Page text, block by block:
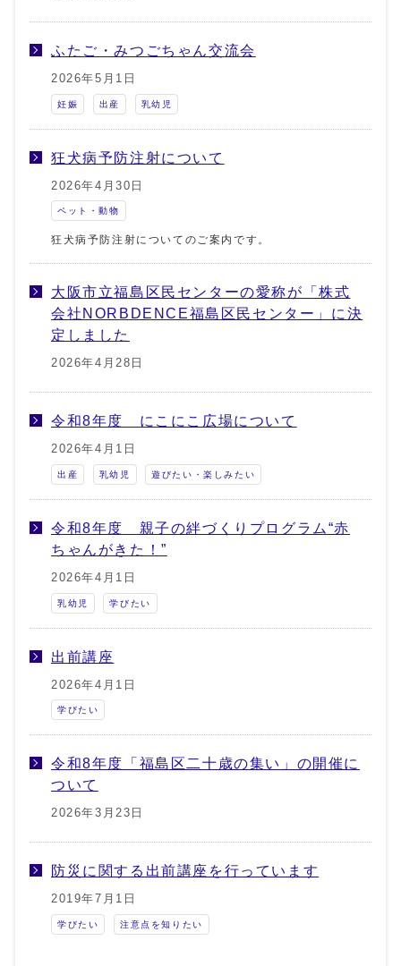
ふたご・みつごちゃん交流会
2026年5月1日
妊娠 出産 乳幼児
狂犬病予防注射について
2026年4月30日
ペット・動物
狂犬病予防注射についてのご案内です。
大阪市立福島区民センターの愛称が「株式
会社NORBDENCE福島区民センター」に決
定しました
2026年4月28日
令和8年度 にこにこ広場について
2026年4月1日
出産 乳幼児 遊びたい・楽しみたい
令和8年度 親子の絆づくりプログラム“赤
ちゃんがきた！”
2026年4月1日
乳幼児 学びたい
出前講座
2026年4月1日
学びたい
令和8年度「福島区二十歳の集い」の開催に
ついて
2026年3月23日
防災に関する出前講座を行っています
2019年7月1日
学びたい 注意点を知りたい